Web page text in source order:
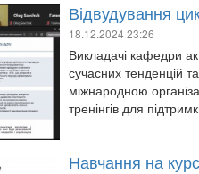
Відвудування
18.12.2024 23:26
Викладачі кафедри
сучасних тенденцій
міжнародною
тренінгів для
Навчання на